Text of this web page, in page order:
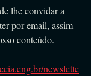
lhe convidar a
por email, assim
conteúdo.
newslette